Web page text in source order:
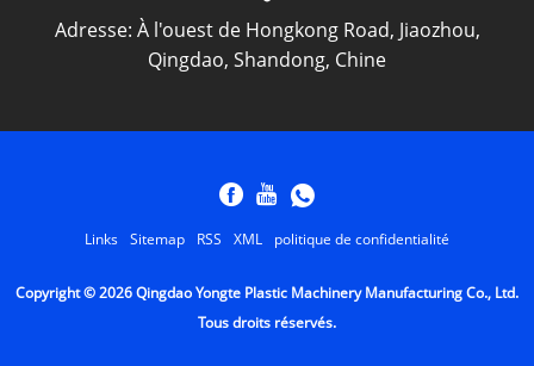
Adresse: À l'ouest de Hongkong Road, Jiaozhou,
Qingdao, Shandong, Chine
Links Sitemap RSS XML politique de confidentialité
Copyright © 2026 Qingdao Yongte Plastic Machinery Manufacturing Co., Ltd.
Tous droits réservés.